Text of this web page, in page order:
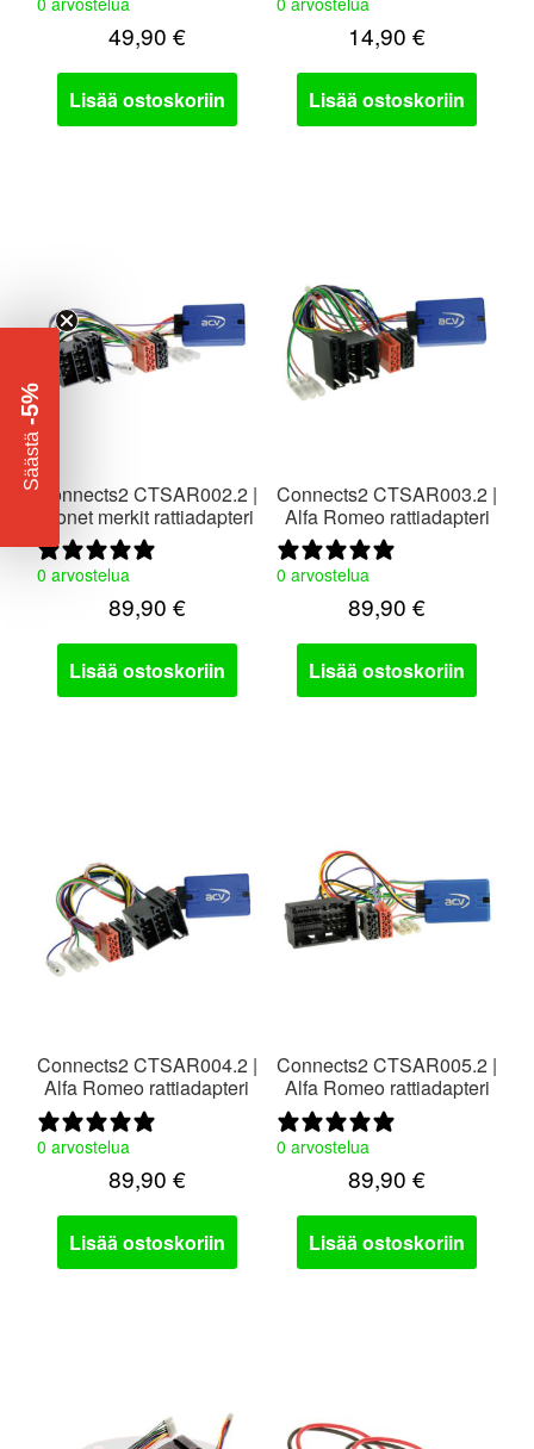
49,90 €
Lisää ostoskoriin
14,90€
Lisää ostoskoriin
Connects2 CTSAR002.2 |
monet merkit rattiadapteri
0 arvostelua
89,90 €
Lisää ostoskoriin
Connects2 CTSAR003.2 |
Alfa Romeo rattiadapteri
0 arvostelua
89,90€
Lisää ostoskoriin
Connects2 CTSAR004.2 |
Alfa Romeo rattiadapteri
0 arvostelua
89,90 €
Lisää ostoskoriin
Connects2 CTSAR005.2 |
Alfa Romeo rattiadapteri
0 arvostelua
89,90€
Lisää ostoskoriin
Säästä
-5%